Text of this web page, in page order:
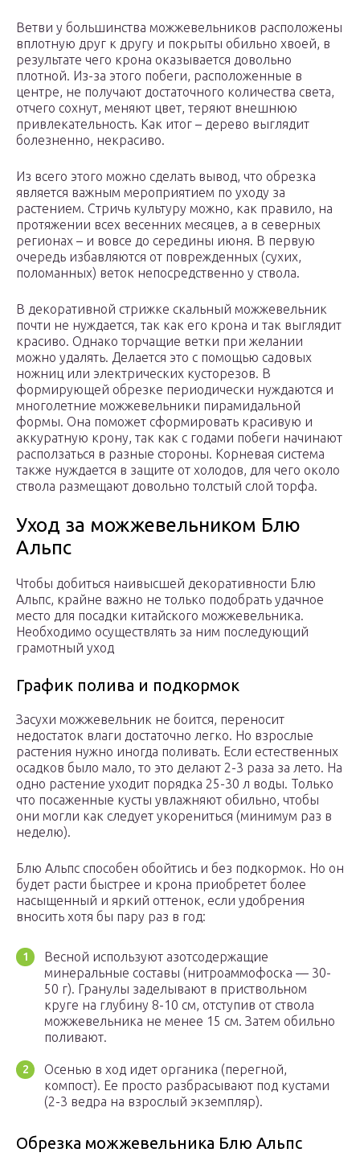
Ветви у большинства можжевельников расположены
вплотную друг к другу и покрыты обильно хвоей, в
результате чего крона оказывается довольно
плотной. Из-за этого побеги, расположенные в
центре, не получают достаточного количества света,
отчего сохнут, меняют цвет, теряют внешнюю
привлекательность. Как итог – дерево выглядит
болезненно, некрасиво.
Из всего этого можно сделать вывод, что обрезка
является важным мероприятием по уходу за
растением. Стричь культуру можно, как правило, на
протяжении всех весенних месяцев, а в северных
регионах – и вовсе до середины июня. В первую
очередь избавляются от поврежденных (сухих,
поломанных) веток непосредственно у ствола.
В декоративной стрижке скальный можжевельник
почти не нуждается, так как его крона и так выглядит
красиво. Однако торчащие ветки при желании
можно удалять. Делается это с помощью садовых
ножниц или электрических кусторезов. В
формирующей обрезке периодически нуждаются и
многолетние можжевельники пирамидальной
формы. Она поможет сформировать красивую и
аккуратную крону, так как с годами побеги начинают
расползаться в разные стороны. Корневая система
также нуждается в защите от холодов, для чего около
ствола размещают довольно толстый слой торфа.
Уход за можжевельником Блю
Альпс
Чтобы добиться наивысшей декоративности Блю
Альпс, крайне важно не только подобрать удачное
место для посадки китайского можжевельника.
Необходимо осуществлять за ним последующий
грамотный уход
График полива и подкормок
Засухи можжевельник не боится, переносит
недостаток влаги достаточно легко. Но взрослые
растения нужно иногда поливать. Если естественных
осадков было мало, то это делают 2-3 раза за лето. На
одно растение уходит порядка 25-30 л воды. Только
что посаженные кусты увлажняют обильно, чтобы
они могли как следует укорениться (минимум раз в
неделю).
Блю Альпс способен обойтись и без подкормок. Но он
будет расти быстрее и крона приобретет более
насыщенный и яркий оттенок, если удобрения
вносить хотя бы пару раз в год:
Весной используют азотсодержащие
минеральные составы (нитроаммофоска — 30-
50 г). Гранулы заделывают в приствольном
круге на глубину 8-10 см, отступив от ствола
можжевельника не менее 15 см. Затем обильно
поливают.
Осенью в ход идет органика (перегной,
компост). Ее просто разбрасывают под кустами
(2-3 ведра на взрослый экземпляр).
Обрезка можжевельника Блю Альпс